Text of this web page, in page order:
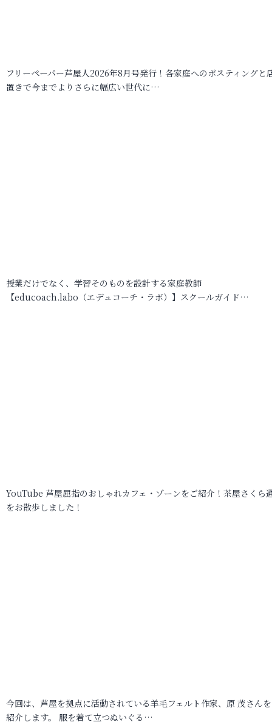
フリーペーパー芦屋人2026年8月号発行！各家庭へのポスティングと
置きで今までよりさらに幅広い世代に…
授業だけでなく、学習そのものを設計する家庭教師
【educoach.labo（エデュコーチ・ラボ）】スクールガイド…
YouTube 芦屋屈指のおしゃれカフェ・ゾーンをご紹介！茶屋さくら
をお散歩しました！
今回は、芦屋を拠点に活動されている羊毛フェルト作家、原 茂さん
紹介します。 服を着て立つぬいぐる…